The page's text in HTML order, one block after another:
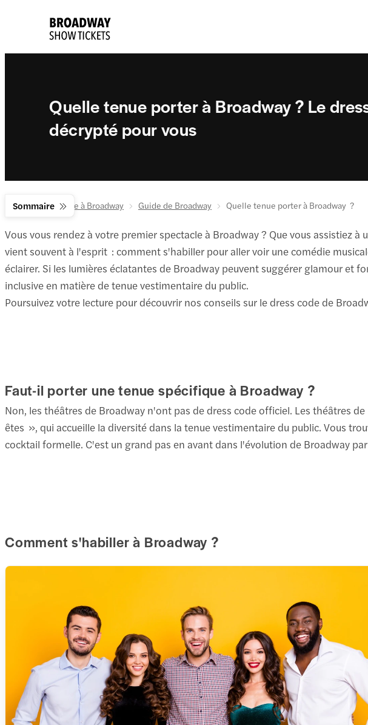
Sommaire
Quelle tenue porter à Broadway ? Le
décrypté pour vous
Billets de spectacle à Broadway Guide de Broadway Quelle tenue porter à Broadway ?
Vous vous rendez à votre premier spectacle à Broadway ? Que vous assistiez
vient souvent à l'esprit : comment s'habiller pour aller voir une comédie
éclairer. Si les lumières éclatantes de Broadway peuvent suggérer glamour
inclusive en matière de tenue vestimentaire du public.
Poursuivez votre lecture pour découvrir nos conseils sur le dress code de
Faut-il porter une tenue spécifique à Broadway ?
Non, les théâtres de Broadway n'ont pas de dress code officiel. Les théâtres
êtes », qui accueille la diversité dans la tenue vestimentaire du public. Vous
cocktail formelle. C'est un grand pas en avant dans l'évolution de Broadway
Comment s'habiller à Broadway ?